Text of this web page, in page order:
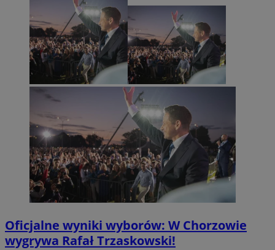
Oficjalne wyniki wyborów: W Chorzowie
wygrywa Rafał Trzaskowski!